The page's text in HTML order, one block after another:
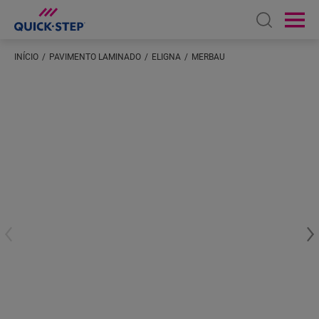
Open
INÍCIO PAVIMENTO LAMINADO ELIGNA MERBAU